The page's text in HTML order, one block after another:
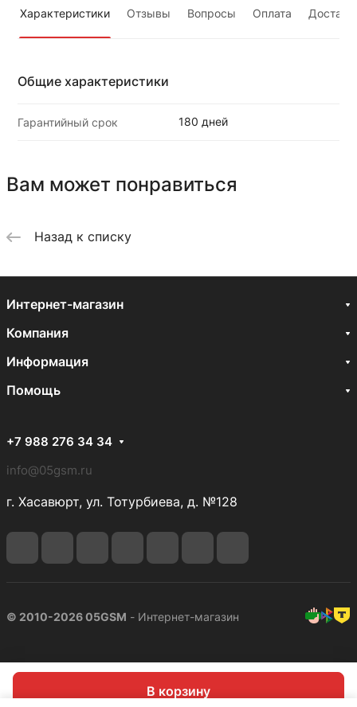
В корзину
Характеристики Отзывы Вопросы Оплата
Общие характеристики
Гарантийный срок 180 дней
Вам может понравиться
Назад к списку
Интернет-магазин
Компания
Информация
Помощь
+7 988 276 34 34
info@05gsm.ru
г. Хасавюрт, ул. Тотурбиева, д. №128
© 2010-2026 05GSM - Интернет-магазин